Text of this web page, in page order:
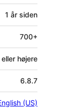
1 år siden
700+
højere
6.8.7
(US)